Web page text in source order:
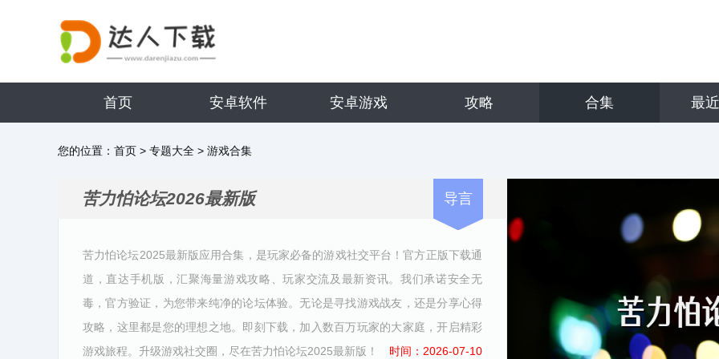
首页 安卓软件 安卓游戏 攻略 合集 最
您的位置： 首页 > 专题大全 > 游戏合集
苦力怕论坛2026最新版 导言
苦力怕论坛2025最新版应用合集，是玩家必备的游戏社交平台！官方正版下载通
道，直达手机版，汇聚海量游戏攻略、玩家交流及最新资讯。我们承诺安全无
毒，官方验证，为您带来纯净的论坛体验。无论是寻找游戏战友，还是分享心得
攻略，这里都是您的理想之地。即刻下载，加入数百万玩家的大家庭，开启精彩
游戏旅程。升级游戏社交圈，尽在苦力怕论坛2025最新版！
时间：2026-07-10